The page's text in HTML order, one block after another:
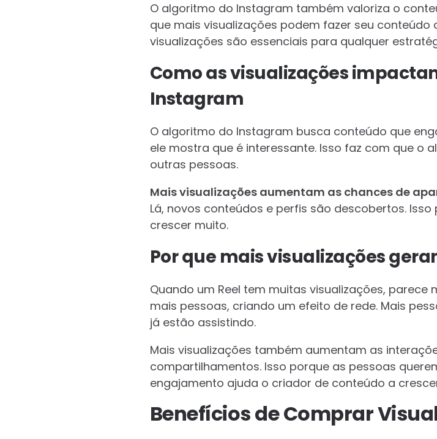
O algoritmo do Instagram também valoriza o
que mais visualizações podem fazer seu conteúdo
visualizações são essenciais para qualquer
Como as visualizações
Instagram
O algoritmo do Instagram busca conteúdo que
ele mostra que é interessante. Isso faz com que o
outras pessoas.
Mais visualizações aumentam as chances de
Lá, novos conteúdos e perfis são descobertos.
crescer muito.
Por que mais visualizações
Quando um Reel tem muitas visualizações, parece
mais pessoas, criando um efeito de rede. Mais
já estão assistindo.
Mais visualizações também aumentam as
compartilhamentos. Isso porque as pessoas
engajamento ajuda o criador de conteúdo a
Benefícios de Comprar